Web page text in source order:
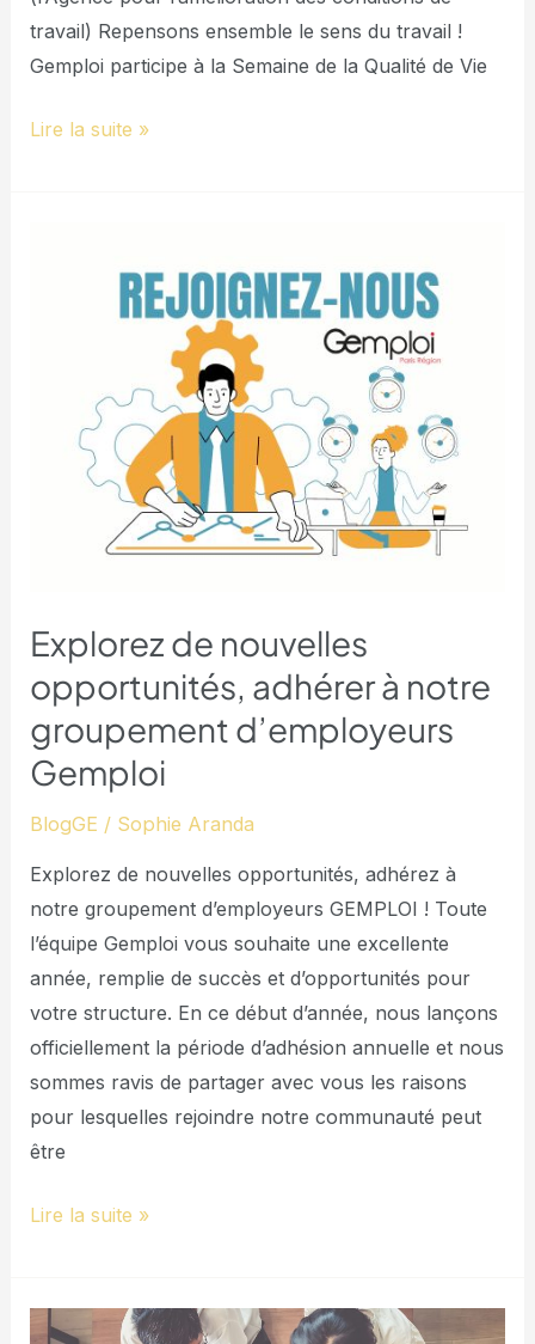
travail) Repensons ensemble le sens du travail !
Gemploi participe à la Semaine de la Qualité de Vie
Lire la suite »
Explorez de nouvelles
opportunités, adhérer à notre
groupement d’employeurs
Gemploi
BlogGE / Sophie Aranda
Explorez de nouvelles opportunités, adhérez à
notre groupement d’employeurs GEMPLOI ! Toute
l’équipe Gemploi vous souhaite une excellente
année, remplie de succès et d’opportunités pour
votre structure. En ce début d’année, nous lançons
officiellement la période d’adhésion annuelle et nous
sommes ravis de partager avec vous les raisons
pour lesquelles rejoindre notre communauté peut
être
notre
groupement
d’employeurs
Lire la suite »
Atelier